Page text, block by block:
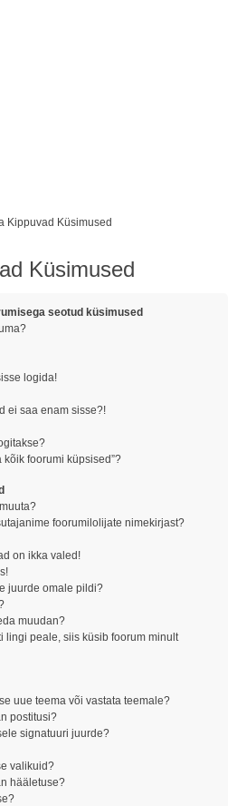
Kippuvad Küsimused
Küsimused
seotud küsimused
logida!
ei saa enam sisse?!
kõik foorumi küpsised”?
foorumilolijate nimekirjast?
on ikka valed!
juurde omale pildi?
muudan?
lingi peale, siis küsib foorum minult
uue teema või vastata teemale?
postitusi?
signatuuri juurde?
valikuid?
hääletuse?